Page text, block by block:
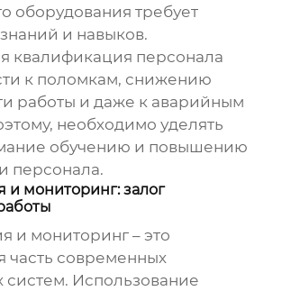
оборудования требует
и навыков.
квалификация персонала
к поломкам, снижению
работы и даже к аварийным
необходимо уделять
обучению и повышению
персонала.
и мониторинг: залог
и мониторинг – это
часть современных
. Использование